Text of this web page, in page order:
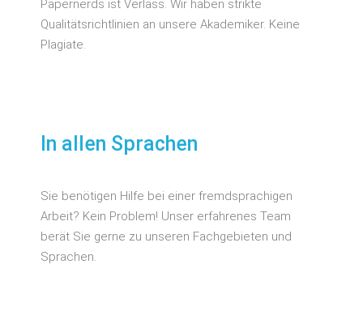
Papernerds ist Verlass. Wir haben strikte
Qualitätsrichtlinien an unsere Akademiker. Keine
Plagiate.
In allen Sprachen
Sie benötigen Hilfe bei einer fremdsprachigen
Arbeit? Kein Problem! Unser erfahrenes Team
berät Sie gerne zu unseren Fachgebieten und
Sprachen.